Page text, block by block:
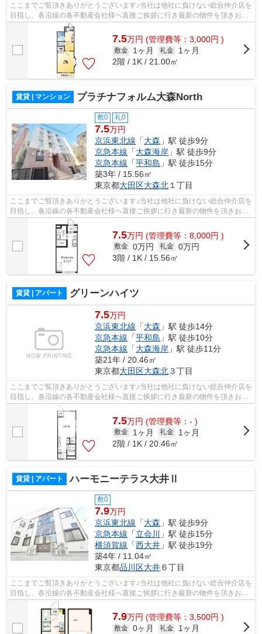
ここまでご覧頂きありがとうございます♪当社は他社に負けない総合仲介店を
目指し、各沿線の各不動産会社様へ直接ご挨拶に行き最新の物件を頂きお客
様へ提供しております！最新の情報は...
7.5万円 (管理費等：3,000円 )
敷金 1ヶ月 礼金
1ヶ月
2階 / 1K / 21.00㎡
賃貸 | マンション プラチナフォルム大森North
敷0 礼0
7.5万円
京浜東北線 「大森 」駅 徒歩9分
京急本線 「大森海岸 」駅 徒歩9分
京急本線 「平和島 」駅 徒歩15分
築3年 / 15.56㎡
東京都大田区大森北１丁目
ここまでご覧頂きありがとうございます♪当社は他社に負けない総合仲介店を
目指し、各沿線の各不動産会社様へ直接ご挨拶に行き最新の物件を頂きお客
様へ提供しております！最新の情報は...
7.5万円 (管理費等：8,000円 )
敷金 0万円 礼金 0万円
3階 / 1K / 15.56㎡
賃貸 | アパート グリーンハイツ
7.5万円
京浜東北線 「大森 」駅 徒歩14分
京急本線 「平和島 」駅 徒歩10分
京急本線 「大森海岸 」駅 徒歩11分
築21年 / 20.46㎡
東京都大田区大森北３丁目
ここまでご覧頂きありがとうございます♪当社は他社に負けない総合仲介店を
目指し、各沿線の各不動産会社様へ直接ご挨拶に行き最新の物件を頂きお客
様へ提供しております！最新の情報は...
7.5万円 (管理費等：- )
敷金 1ヶ月 礼金
1ヶ月
2階 / 1K / 20.46㎡
賃貸 | アパート ハーモニーテラス大井Ⅱ
敷0
7.9万円
京浜東北線 「大森 」駅 徒歩9分
京急本線 「立会川
」駅 徒歩15分
横須賀線 「西大井 」駅 徒歩19分
築4年 / 11.04㎡
東京都品川区大井６丁目
ここまでご覧頂きありがとうございます♪当社は他社に負けない総合仲介店を
目指し、各沿線の各不動産会社様へ直接ご挨拶に行き最新の物件を頂きお客
様へ提供しております！最新の情報は...
7.9万円 (管理費等：3,500円 )
敷金 0ヶ月 礼金
1ヶ月